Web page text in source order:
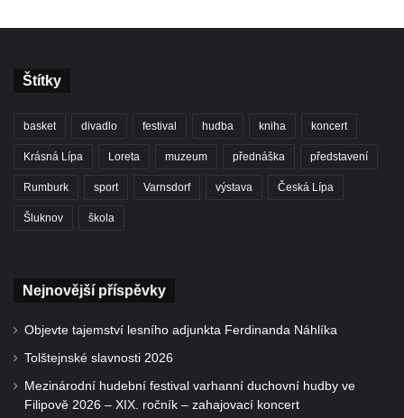
Štítky
basket divadlo festival hudba kniha koncert
Krásná Lípa Loreta muzeum přednáška představení
Rumburk sport Varnsdorf výstava Česká Lípa
Šluknov škola
Nejnovější příspěvky
Objevte tajemství lesního adjunkta Ferdinanda Náhlíka
Tolštejnské slavnosti 2026
Mezinárodní hudební festival varhanní duchovní hudby ve
Filipově 2026 – XIX. ročník – zahajovací koncert